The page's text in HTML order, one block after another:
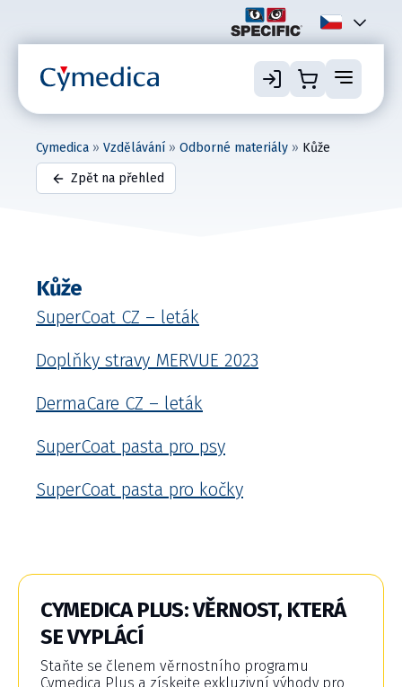
Cymedica » Vzdělávání » Odborné materiály » Kůže
Zpět na přehled
Kůže
SuperCoat CZ – leták
Doplňky stravy MERVUE 2023
DermaCare CZ – leták
SuperCoat pasta pro psy
SuperCoat pasta pro kočky
CYMEDICA PLUS: VĚRNOST, KTERÁ
SE VYPLÁCÍ
Staňte se členem věrnostního programu
Cymedica Plus a získejte exkluzivní výhody pro